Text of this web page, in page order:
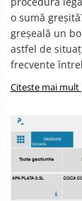
o sumă
greșeală un
astfel de
frecvente
Citeste mai mult